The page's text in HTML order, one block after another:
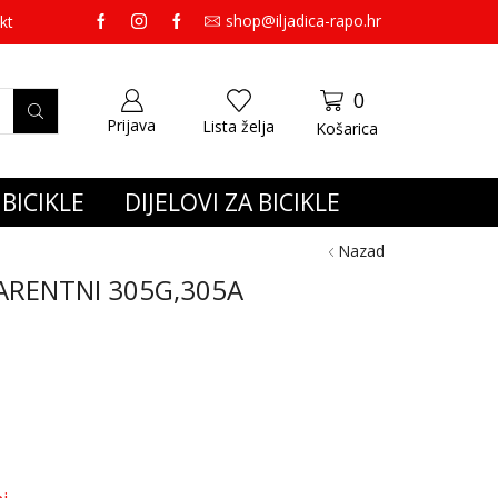
65,00 eura gratis dostava.shop@iljadica-rapo.hr
Prijava Lista želja
0
Košarica
DIJELOVI ZA BICIKLE
Nazad
305G,305A